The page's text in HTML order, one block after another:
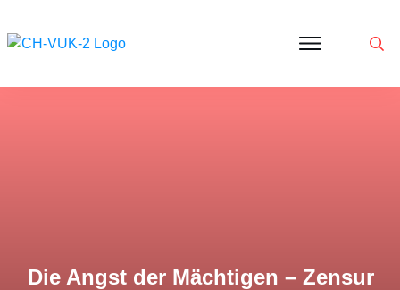
Corona
Die Angst der Mächtigen – Zensur